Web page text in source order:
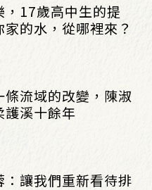
，17歲高中生的提
家的水，從哪裡來？
條流域的改變，陳淑
護溪十餘年
：讓我們重新看待排